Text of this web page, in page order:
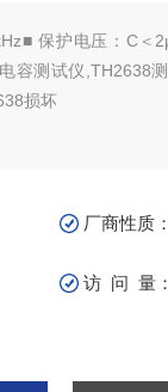
保护电压：C＜
容测试仪,TH2638
损坏
厂商性质
访 问 量